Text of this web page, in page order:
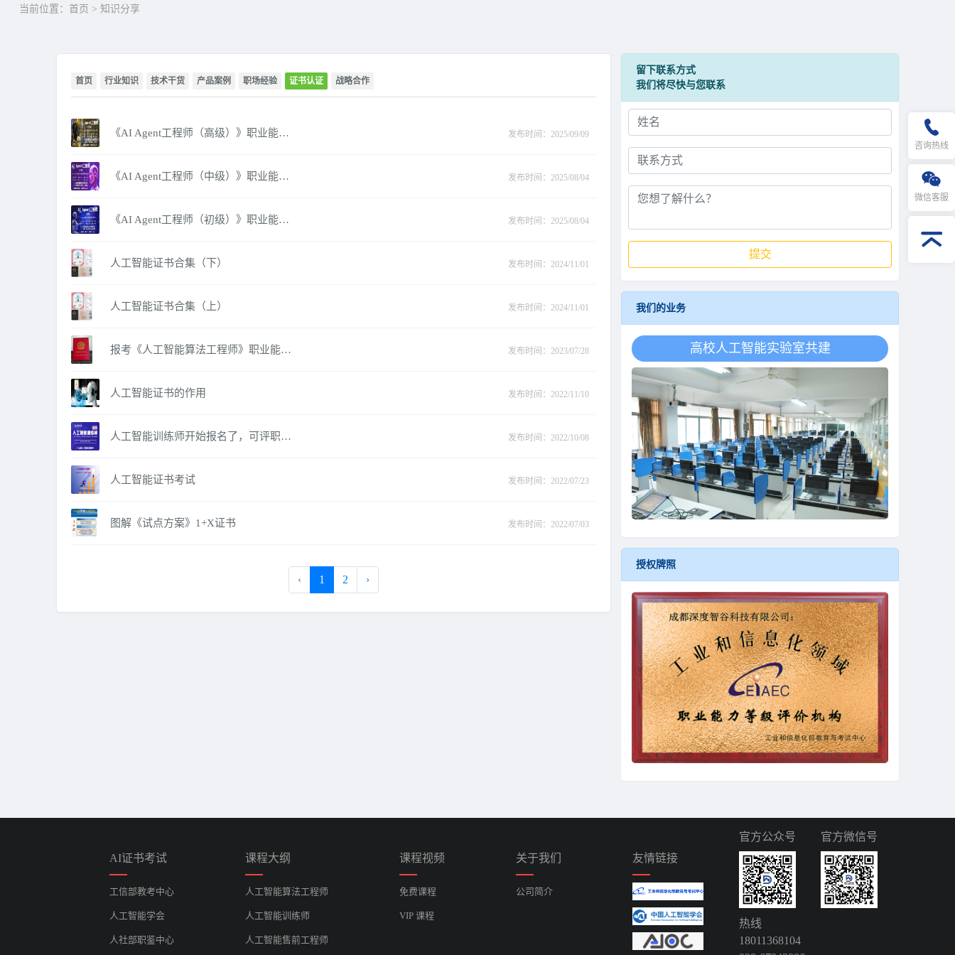
当前位置： 首页 > 知识分享
首页 行业知识 技术干货 产品案例 职场经验 证书认证 战略合作
《AI Agent工程师（高级）》职业能力证书培训项目 发布时间：2025/09/09
《AI Agent工程师（中级）》职业能力证书培训项目 发布时间：2025/08/04
《AI Agent工程师（初级）》职业能力证书培训项目 发布时间：2025/08/04
人工智能证书合集（下） 发布时间：2024/11/01
人工智能证书合集（上） 发布时间：2024/11/01
报考《人工智能算法工程师》职业能力证书有什么作用？ 发布时间：2023/07/28
人工智能证书的作用 发布时间：2022/11/10
人工智能训练师开始报名了，可评职称、拿补助！ 发布时间：2022/10/08
人工智能证书考试 发布时间：2022/07/23
图解《试点方案》1+X证书 发布时间：2022/07/03
‹ 1 2 ›
留下联系方式
我们将尽快与您联系
提交
我们的业务
高校人工智能实验室共建
授权牌照
AI证书考试
工信部教考中心
人工智能学会
人社部职鉴中心
课程大纲
人工智能算法工程师
人工智能训练师
人工智能售前工程师
课程视频
免费课程
VIP 课程
关于我们
公司简介
友情链接
官方公众号 官方微信号
热线
18011368104
咨询热线
微信客服